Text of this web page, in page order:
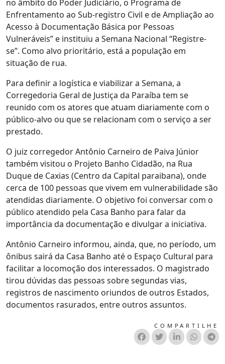
no âmbito do Poder Judiciário, o Programa de
Enfrentamento ao Sub-registro Civil e de Ampliação ao
Acesso à Documentação Básica por Pessoas
Vulneráveis” e instituiu a Semana Nacional “Registre-
se”. Como alvo prioritário, está a população em
situação de rua.
Para definir a logística e viabilizar a Semana, a
Corregedoria Geral de Justiça da Paraíba tem se
reunido com os atores que atuam diariamente com o
público-alvo ou que se relacionam com o serviço a ser
prestado.
O juiz corregedor Antônio Carneiro de Paiva Júnior
também visitou o Projeto Banho Cidadão, na Rua
Duque de Caxias (Centro da Capital paraibana), onde
cerca de 100 pessoas que vivem em vulnerabilidade são
atendidas diariamente. O objetivo foi conversar com o
público atendido pela Casa Banho para falar da
importância da documentação e divulgar a iniciativa.
Antônio Carneiro informou, ainda, que, no período, um
ônibus sairá da Casa Banho até o Espaço Cultural para
facilitar a locomoção dos interessados. O magistrado
tirou dúvidas das pessoas sobre segundas vias,
registros de nascimento oriundos de outros Estados,
documentos rasurados, entre outros assuntos.
COMPARTILHE